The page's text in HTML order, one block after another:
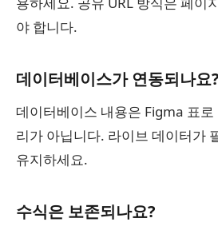
야 합니다.
데이터베이스가 연동되나요?
데이터베이스 내용은 Figma 표로
리가 아닙니다. 라이브 데이터가
유지하세요.
수식은 보존되나요?